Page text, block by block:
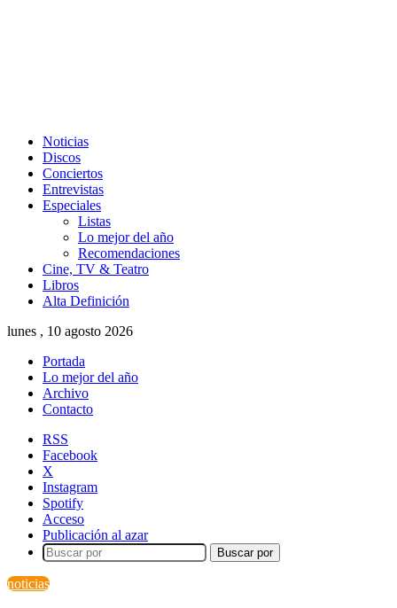
Noticias
Discos
Conciertos
Entrevistas
Especiales
Listas
Lo mejor del año
Recomendaciones
Cine, TV & Teatro
Libros
Alta Definición
lunes , 10 agosto 2026
Portada
Lo mejor del año
Archivo
Contacto
RSS
Facebook
X
Instagram
Spotify
Acceso
Publicación al azar
Buscar por
noticias